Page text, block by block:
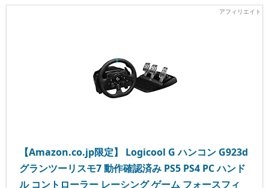
【Amazon.co.jp限定】 Logicool G ハンコン G923d
グランツーリスモ7 動作確認済み PS5 PS4 PC ハンド
ル コントローラー レーシング ゲーム フォースフィ